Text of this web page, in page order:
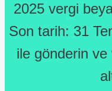
2025 vergi
Son tarih: 31
ile gönderin